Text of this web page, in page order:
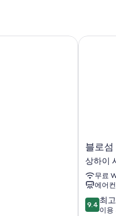
블
로
섬
하
우
스
상
블로
상하이
무료
에어컨
10
점
9.4 최
이용
블로섬